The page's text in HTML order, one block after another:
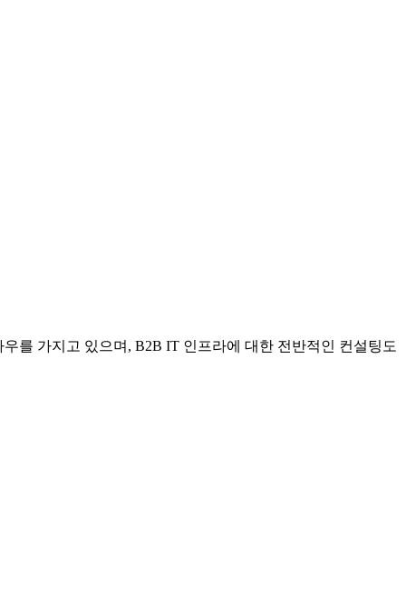
를 가지고 있으며, B2B IT 인프라에 대한 전반적인 컨설팅도